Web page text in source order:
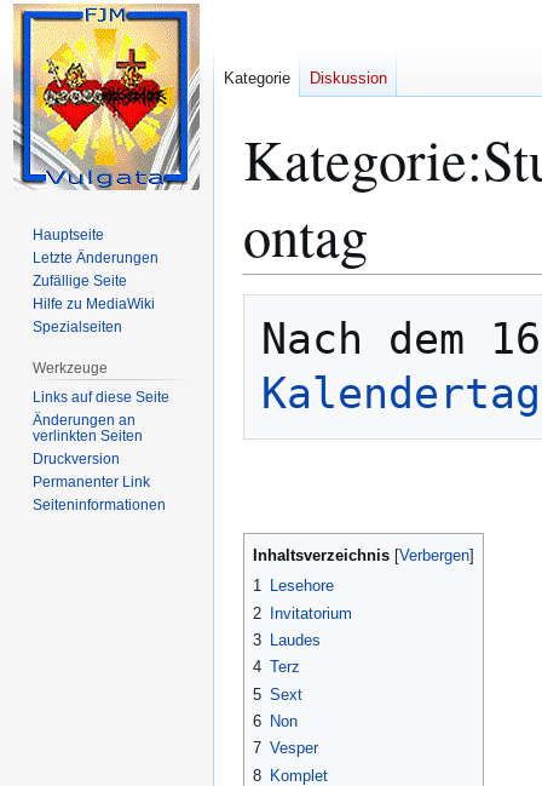
Kategorie:
ontag
Navigation
springen
Suche
springen
Kalendertag
Inhaltsverzeichnis
1 Lesehore
2
Invitatorium
3 Laudes
4 Terz
5 Sext
6 Non
7 Vesper
8 Komplet
Kategorie Diskussion
Hauptseite
Letzte Änderungen
Zufällige Seite
Hilfe zu MediaWiki
Spezialseiten
Werkzeuge
Links auf diese Seite
Änderungen an
verlinkten Seiten
Druckversion
Permanenter Link
Seiten­­informationen